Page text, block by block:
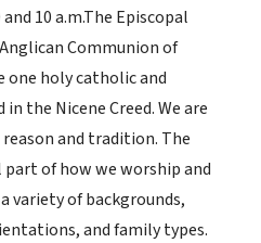
10 a.m.The Episcopal
Communion of
one holy catholic and
the Nicene Creed. We are
and tradition. The
of how we worship and
variety of backgrounds,
and family types.